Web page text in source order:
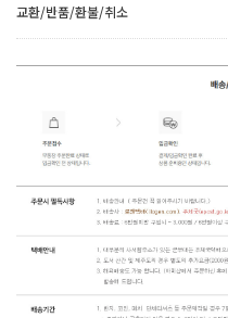
교환/반품/환불/취소